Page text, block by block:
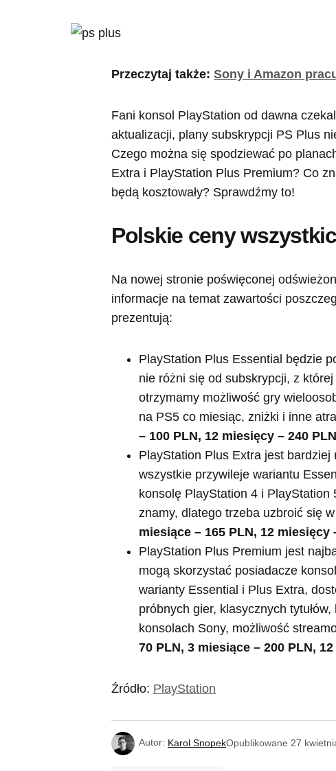
Przeczytaj także: Sony i Amazon
Fani konsol PlayStation od dawna
aktualizacji, plany subskrypcji PS Plus
Czego można się spodziewać po
Extra i PlayStation Plus Premium? Co
będą kosztowały? Sprawdźmy to!
Polskie ceny
Na nowej stronie poświęconej
informacje na temat zawartości
prezentują:
PlayStation Plus Essential będzie
nie różni się od subskrypcji, z
otrzymamy możliwość gry
na PS5 co miesiąc, zniżki i inne
– 100 PLN, 12 miesięcy – 240 PLN
PlayStation Plus Extra jest bardziej
wszystkie przywileje wariantu
konsolę PlayStation 4 i PlayStation
znamy, dlatego trzeba uzbroić się
miesiące – 165 PLN, 12 miesięcy
PlayStation Plus Premium jest
mogą skorzystać posiadacze
warianty Essential i Plus Extra,
próbnych gier, klasycznych
konsolach Sony, możliwość
70 PLN, 3 miesiące – 200 PLN,
Źródło: PlayStation
Autor: Karol SnopekOpublikowane 27